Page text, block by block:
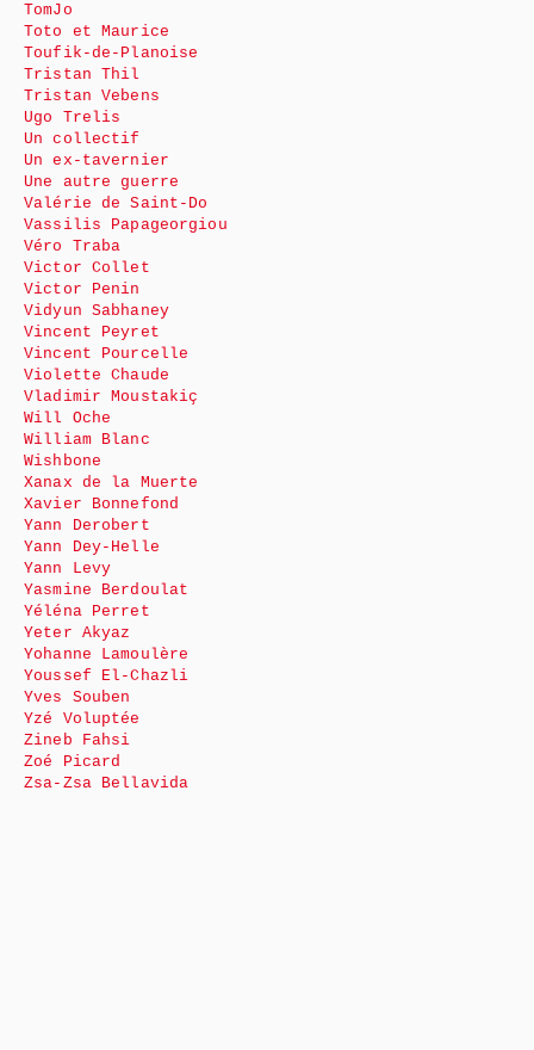
TomJo
Toto et Maurice
Toufik-de-Planoise
Tristan Thil
Tristan Vebens
Ugo Trelis
Un collectif
Un ex-tavernier
Une autre guerre
Valérie de Saint-Do
Vassilis Papageorgiou
Véro Traba
Victor Collet
Victor Penin
Vidyun Sabhaney
Vincent Peyret
Vincent Pourcelle
Violette Chaude
Vladimir Moustakiç
Will Oche
William Blanc
Wishbone
Xanax de la Muerte
Xavier Bonnefond
Yann Derobert
Yann Dey-Helle
Yann Levy
Yasmine Berdoulat
Yéléna Perret
Yeter Akyaz
Yohanne Lamoulère
Youssef El-Chazli
Yves Souben
Yzé Voluptée
Zineb Fahsi
Zoé Picard
Zsa-Zsa Bellavida